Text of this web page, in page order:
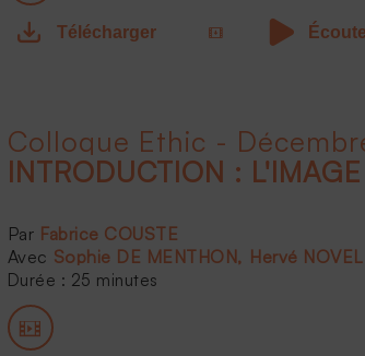
Télécharger
Colloque Ethic -
Fabrice COUSTE
Sophie DE MENTHON
Hervé
Durée : 25 minutes